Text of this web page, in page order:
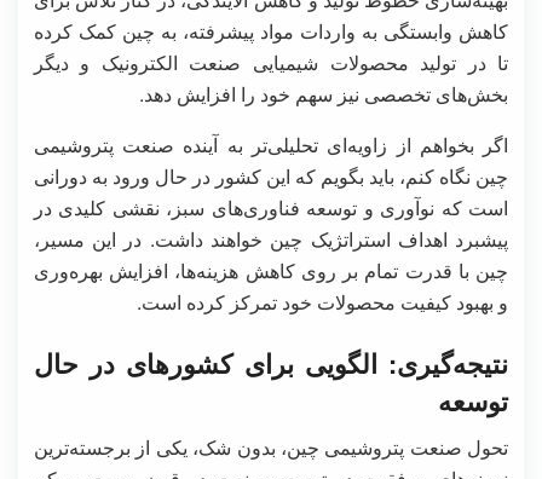
کاهش وابستگی به واردات مواد پیشرفته، به چین کمک کرده
تا در تولید محصولات شیمیایی صنعت الکترونیک و دیگر
بخش‌های تخصصی نیز سهم خود را افزایش دهد.
اگر بخواهم از زاویه‌ای تحلیلی‌تر به آینده صنعت پتروشیمی
چین نگاه کنم، باید بگویم که این کشور در حال ورود به دورانی
است که نوآوری و توسعه فناوری‌های سبز، نقشی کلیدی در
پیشبرد اهداف استراتژیک چین خواهند داشت. در این مسیر،
چین با قدرت تمام بر روی کاهش هزینه‌ها، افزایش بهره‌وری
و بهبود کیفیت محصولات خود تمرکز کرده است.
نتیجه‌گیری: الگویی برای کشورهای در حال
توسعه
تحول صنعت پتروشیمی چین، بدون شک، یکی از برجسته‌ترین